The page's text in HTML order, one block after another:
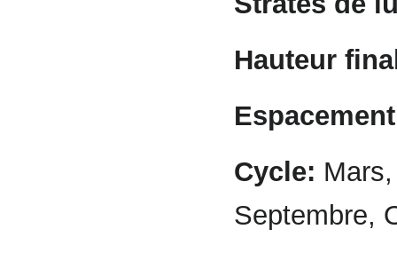
Hauteur
Cycle:
Septembre,